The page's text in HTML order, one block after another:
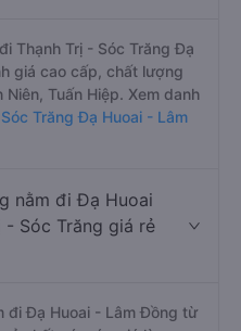
Thạnh Trị - Sóc Trăng Đạ
giá cao cấp, chất lượng
Tuấn Hiệp. Xem danh
Trăng Đạ Huoai - Lâm
nằm đi Đạ Huoai
Sóc Trăng giá rẻ
đi Đạ Huoai - Lâm Đồng từ